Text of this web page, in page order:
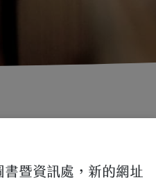
書暨資訊處，新的網址